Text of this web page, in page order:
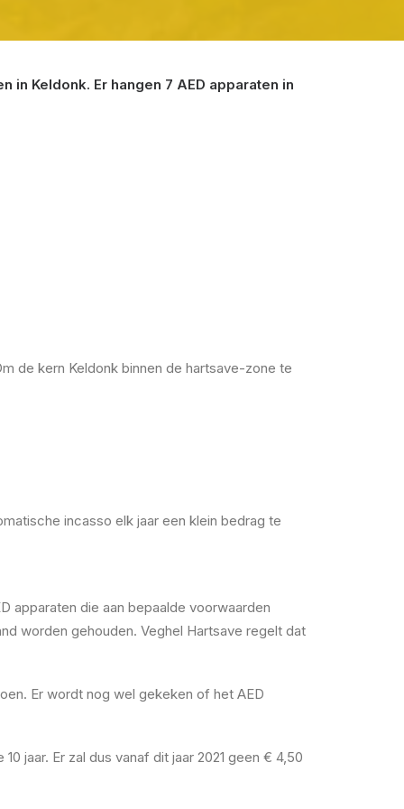
in Keldonk. Er hangen 7 AED apparaten in
de kern Keldonk binnen de hartsave-zone te
incasso elk jaar een klein bedrag te
apparaten die aan bepaalde voorwaarden
worden gehouden. Veghel Hartsave regelt dat
Er wordt nog wel gekeken of het AED
jaar. Er zal dus vanaf dit jaar 2021 geen € 4,50